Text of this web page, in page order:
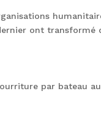
ont transformé
par bateau